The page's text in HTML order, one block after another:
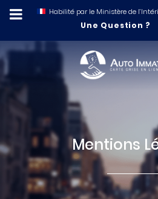
Habilité par le Ministère de
Une Question ?
Mentions